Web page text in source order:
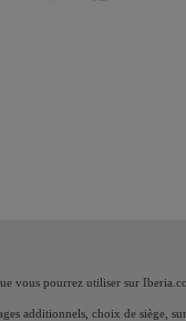
vous pourrez utiliser sur
additionnels, choix de siège,